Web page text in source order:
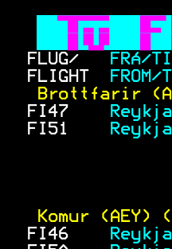

  

FLUG/
FRÁ/
FLIGHT
FROM/
Brottfarir
FI47
FI51
Komur (AEY)
FI46